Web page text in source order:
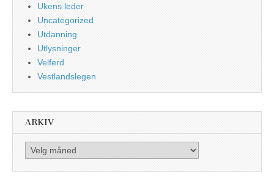
Ukens leder
Uncategorized
Utdanning
Utlysninger
Velferd
Vestlandslegen
ARKIV
Arkiv